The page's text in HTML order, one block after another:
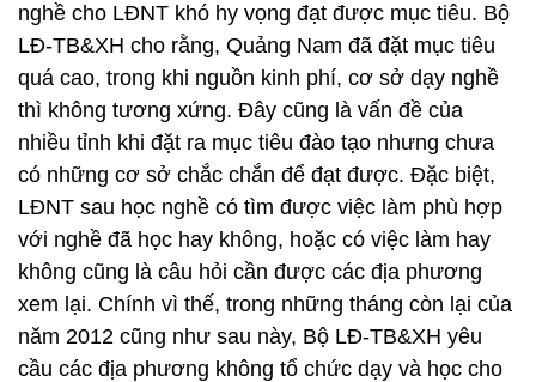
nghề cho LĐNT khó hy vọng đạt được mục tiêu. Bộ
LĐ-TB&XH cho rằng, Quảng Nam đã đặt mục tiêu
quá cao, trong khi nguồn kinh phí, cơ sở dạy nghề
thì không tương xứng. Đây cũng là vấn đề của
nhiều tỉnh khi đặt ra mục tiêu đào tạo nhưng chưa
có những cơ sở chắc chắn để đạt được. Đặc biệt,
LĐNT sau học nghề có tìm được việc làm phù hợp
với nghề đã học hay không, hoặc có việc làm hay
không cũng là câu hỏi cần được các địa phương
xem lại. Chính vì thế, trong những tháng còn lại của
năm 2012 cũng như sau này, Bộ LĐ-TB&XH yêu
cầu các địa phương không tổ chức dạy và học cho